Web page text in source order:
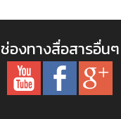
ช่องทางสื่อสารอื่นๆ